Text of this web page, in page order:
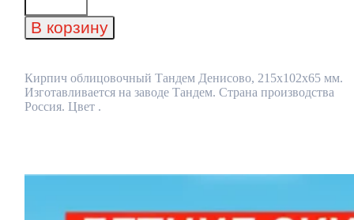
облицовочный
Тандем
мм
В корзину
Кирпич облицовочный Тандем Денисово, 215x102x65 мм.
Изготавливается на заводе Тандем. Страна производства
Россия. Цвет .